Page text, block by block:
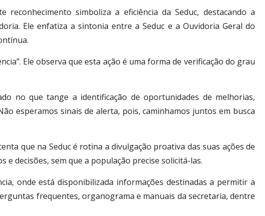
simboliza a eficiência da Seduc, destacando a
Ele enfatiza a sintonia entre a Seduc e a Ouvidoria Geral do
Ele observa que esta ação é uma forma de verificação do grau
no que tange a identificação de oportunidades de melhorias,
esperamos sinais de alerta, pois, caminhamos juntos em busca
que na Seduc é rotina a divulgação proativa das suas ações de
decisões, sem que a população precise solicitá-las.
onde está disponibilizada informações destinadas a permitir a
frequentes, organograma e manuais da secretaria, dentre